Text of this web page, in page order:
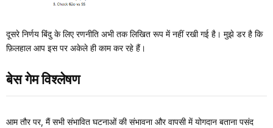
दूसरे निर्णय बिंदु के लिए रणनीति अभी तक लिखित रूप में नहीं रखी गई है। मुझे डर है कि
फ़िलहाल आप इस पर अकेले ही काम कर रहे हैं।
बेस गेम विश्लेषण
आम तौर पर, मैं सभी संभावित घटनाओं की संभावना और वापसी में योगदान बताना पसंद